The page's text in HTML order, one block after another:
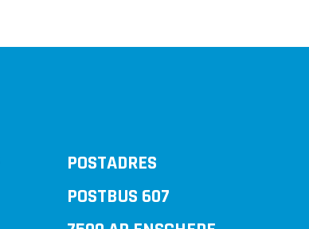
POSTADRES
POSTBUS 607